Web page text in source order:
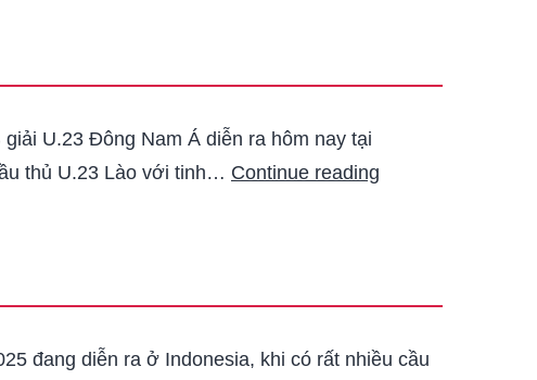
U.23 Đông Nam Á diễn ra hôm nay tại
thủ U.23 Lào với tinh… Continue reading
đang diễn ra ở Indonesia, khi có rất nhiều cầu